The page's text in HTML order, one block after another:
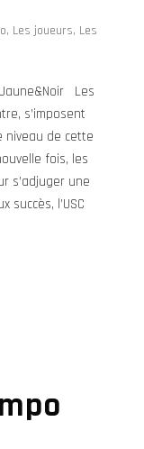
, Les joueurs, Les
Les
s’imposent
niveau de cette
fois, les
s’adjuger une
succès, l’USC